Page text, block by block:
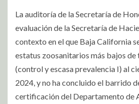
La auditoría de la Secretaría de
evaluación de la Secretaría de
contexto en el que Baja California
estatus zoosanitarios más bajos
(control y escasa prevalencia I) al
2024, y no ha concluido el barrido
certificación del Departamento de